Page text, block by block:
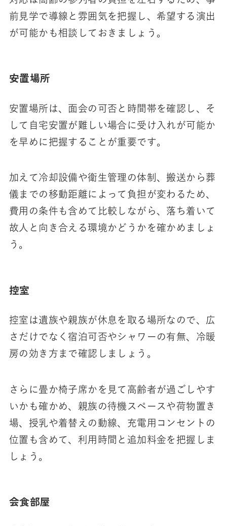
前見学で導線と雰囲気を把握し、希望する演出
が可能かも相談しておきましょう。
安置場所
安置場所は、面会の可否と時間帯を確認し、そ
して自宅安置が難しい場合に受け入れが可能か
を早めに把握することが重要です。
加えて冷却設備や衛生管理の体制、搬送から葬
儀までの移動距離によって負担が変わるため、
費用の条件も含めて比較しながら、落ち着いて
故人と向き合える環境かどうかを確かめましょ
う。
控室
控室は遺族や親族が休息を取る場所なので、広
さだけでなく宿泊可否やシャワーの有無、冷暖
房の効き方まで確認しましょう。
さらに畳か椅子席かを見て高齢者が過ごしやす
いかも確かめ、親族の待機スペースや荷物置き
場、授乳や着替えの動線、充電用コンセントの
位置も含めて、利用時間と追加料金を把握しま
しょう。
会食部屋